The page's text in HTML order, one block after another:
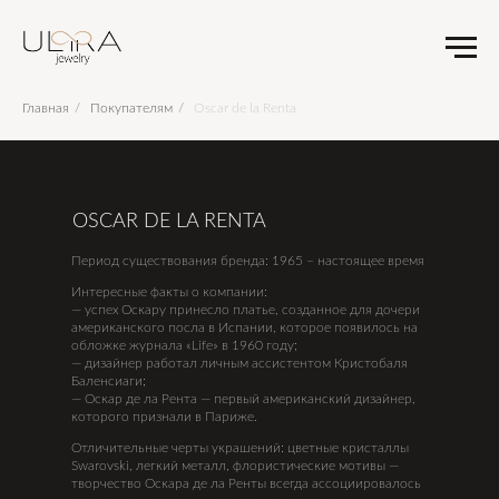
Главная / Покупателям / Oscar de la Renta
OSCAR DE LA RENTA
Период существования бренда: 1965 – настоящее время
Интересные факты о компании:
— успех Оскару принесло платье, созданное для дочери
американского посла в Испании, которое появилось на
обложке журнала «Life» в 1960 году;
— дизайнер работал личным ассистентом Кристобаля
Баленсиаги;
— Оскар де ла Рента — первый американский дизайнер,
которого признали в Париже.
Отличительные черты украшений: цветные кристаллы
Swarovski, легкий металл, флористические мотивы —
творчество Оскара де ла Ренты всегда ассоциировалось